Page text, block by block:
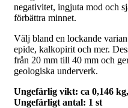
negativitet, ingjuta mod och
förbättra minnet.
Välj bland en lockande
epide, kalkopirit och mer.
från 20 mm till 40 mm och
geologiska underverk.
Ungefärlig vikt: ca 0,146
Ungefärligt antal: 1 st